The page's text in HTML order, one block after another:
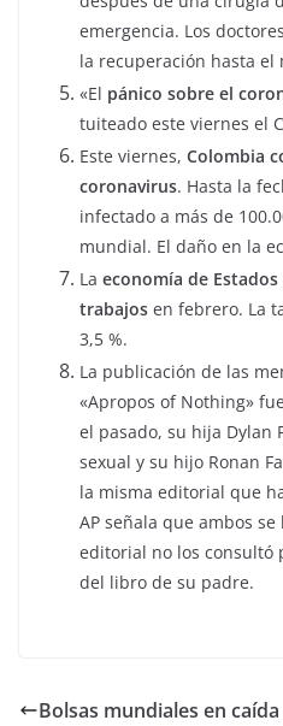
emergencia. Los
la recuperación hasta el
«El pánico sobre el
tuiteado este viernes el
Este viernes, Colombia
coronavirus. Hasta la
infectado a más de
mundial. El daño en la
La economía de
trabajos en febrero. La
3,5 %.
La publicación de las
«Apropos of Nothing»
el pasado, su hija Dylan
sexual y su hijo Ronan
la misma editorial que
AP señala que ambos
editorial no los consultó
del libro de su padre.
Bolsas mundiales en